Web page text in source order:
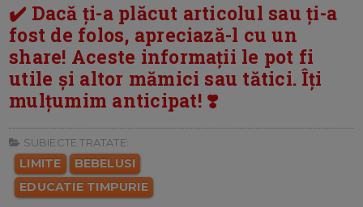
✔️ Dacă ți-a plăcut articolul sau ți-a
fost de folos, apreciază-l cu un
share! Aceste informații le pot fi
utile și altor mămici sau tătici. Îți
mulțumim anticipat! ❣️
SUBIECTE TRATATE:
LIMITE
BEBELUSI
EDUCATIE TIMPURIE